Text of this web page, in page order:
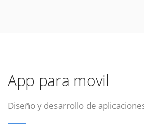
App para movil
Diseño y desarrollo de